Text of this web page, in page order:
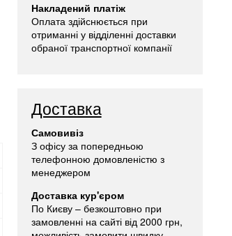
Накладений платіж
Оплата здійснюється при
отриманні у відділенні доставки
обраної транспортної компанії
Доставка
Самовивіз
З офісу за попередньою
телефонною домовленістю з
менеджером
Доставка кур'єром
По Києву – безкоштовно при
замовленні на сайті від 2000 грн,